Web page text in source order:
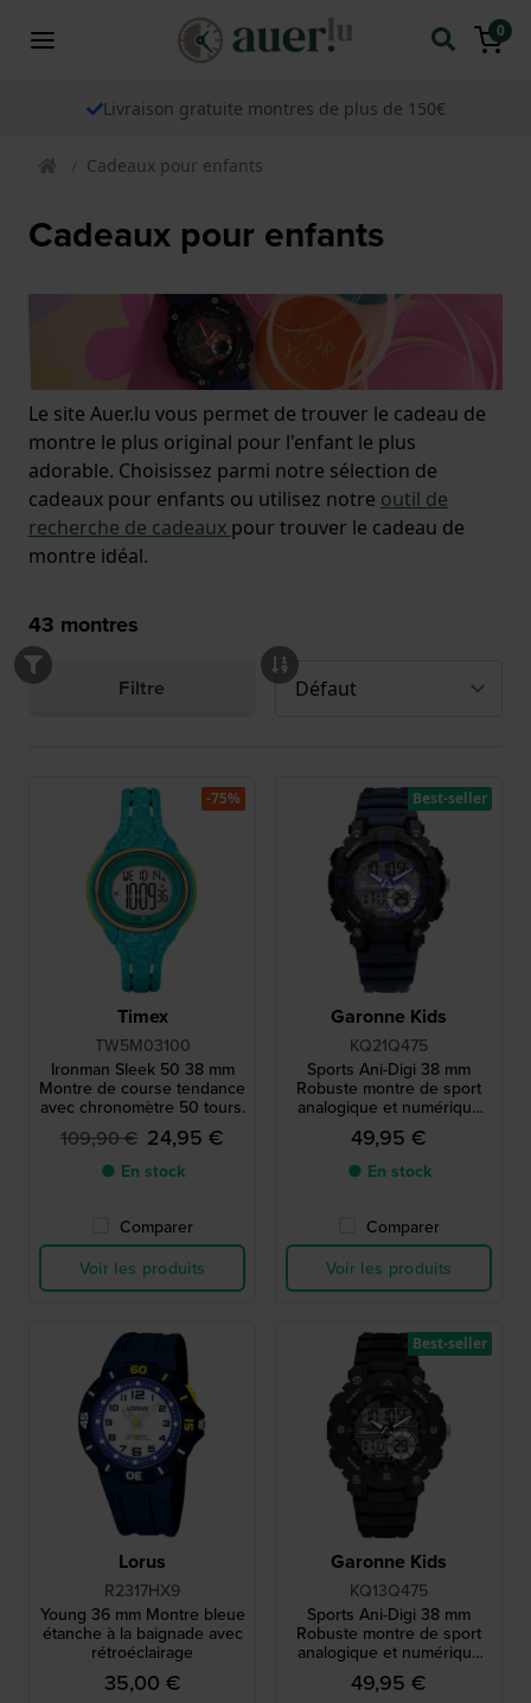
0
Livraison gratuite montres de plus de 150€
Cadeaux pour enfants
Cadeaux pour enfants
Le site Auer.lu vous permet de trouver le cadeau de
montre le plus original pour l'enfant le plus
adorable. Choisissez parmi notre sélection de
cadeaux pour enfants ou utilisez notre outil de
recherche de cadeaux pour trouver le cadeau de
montre idéal.
43 montres
Filtre
Timex
TW5M03100
Ironman Sleek 50 38 mm
Montre de course tendance
avec chronomètre 50 tours.
109,90 € 24,95 €
● En stock
Comparer
Voir les produits
-75%
Garonne Kids
KQ21Q475
Sports Ani-Digi 38 mm
Robuste montre de sport
analogique et numérique
pour garçons
49,95 €
● En stock
Comparer
Voir les produits
Best-seller
Lorus
R2317HX9
Young 36 mm Montre bleue
étanche à la baignade avec
rétroéclairage
35,00 €
Garonne Kids
KQ13Q475
Sports Ani-Digi 38 mm
Robuste montre de sport
analogique et numérique
pour garçons
49,95 €
Best-seller